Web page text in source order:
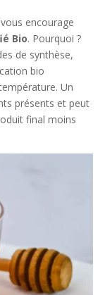
encourage
Bio. Pourquoi ?
de synthèse,
bio
Un
présents et peut
final moins